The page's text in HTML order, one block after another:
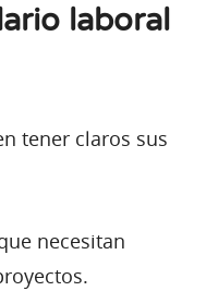
laboral
tener claros sus
necesitan